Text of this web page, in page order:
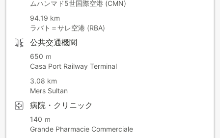
ムハンマド5世国際空港 (CMN)
94.19 km
ラバト＝サレ空港 (RBA)
公共交通機関
650 ｍ
Casa Port Railway Terminal
3.08 km
Mers Sultan
病院・クリニック
140 ｍ
Grande Pharmacie Commerciale